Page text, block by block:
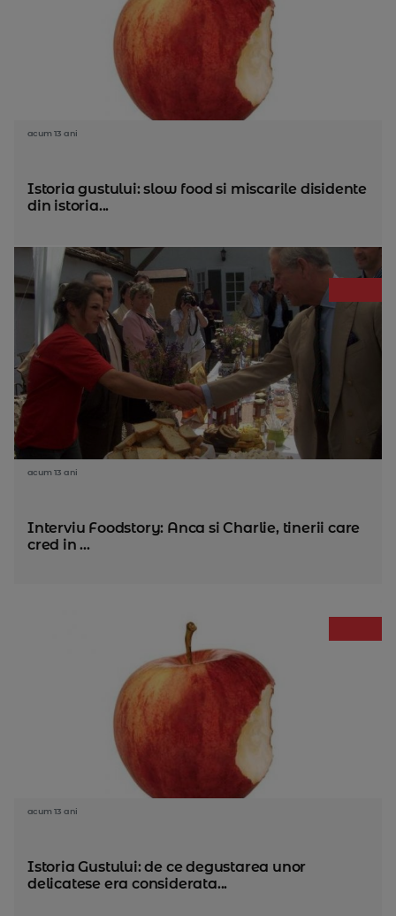
acum 13 ani
Istoria gustului: slow food si miscarile disidente
din istoria...
acum 13 ani
Interviu Foodstory: Anca si Charlie, tinerii care
cred in ...
acum 13 ani
Istoria Gustului: de ce degustarea unor
delicatese era considerata...